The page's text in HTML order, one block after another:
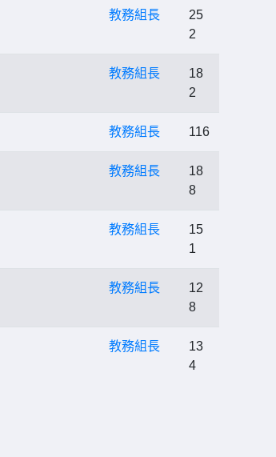
教務組長
25
2
教務組長
18
2
教務組長 116
教務組長
18
8
教務組長
15
1
教務組長
12
8
教務組長
13
4